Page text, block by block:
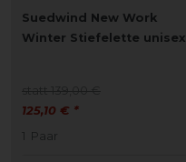
Suedwind New Work
Winter Stiefelette unisex
125,10 € *
1 Paar